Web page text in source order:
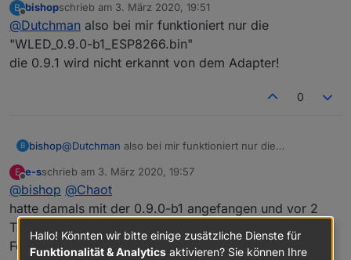
B
Offline
bishopschrieb am 3. März 2020, 19:51
zuletzt editiert von
@Dutchman also bei mir funktioniert nur die
"WLED_0.9.0-b1_ESP8266.bin"
die 0.9.1 wird nicht erkannt von dem Adapter!
0
B bishop@Dutchman also bei mir funktioniert nur die
die 0.9.1 wird nicht erkannt von dem Adapter!
E
Offline
e-sschrieb am 3. März 2020, 19:57
zuletzt editiert von
@bishop @Chaot
hatte damals mit der 0.9.0-b1 angefangen und vor 2
Tagen per OTA auf 0.9.1, hatte bisher keine
Fehlermeldungen. Läuft alles so wie es soll.
Hallo! Könnten wir bitte einige zusätzliche Dienste für
Funktionalität & Analytics aktivieren? Sie können Ihre